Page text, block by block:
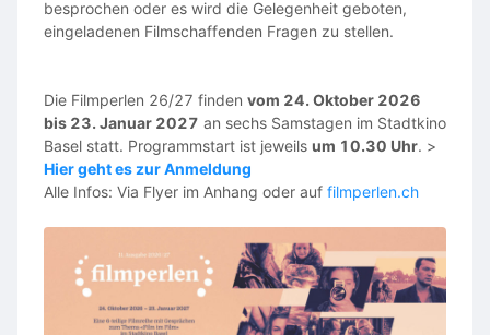
besprochen oder es wird die Gelegenheit geboten,
eingeladenen Filmschaffenden Fragen zu stellen.
Die Filmperlen 26/27 finden vom 24. Oktober 2026
bis 23. Januar 2027 an sechs Samstagen im Stadtkino
Basel statt. Programmstart ist jeweils um 10.30 Uhr. >
Hier geht es zur Anmeldung
Alle Infos: Via Flyer im Anhang oder auf filmperlen.ch